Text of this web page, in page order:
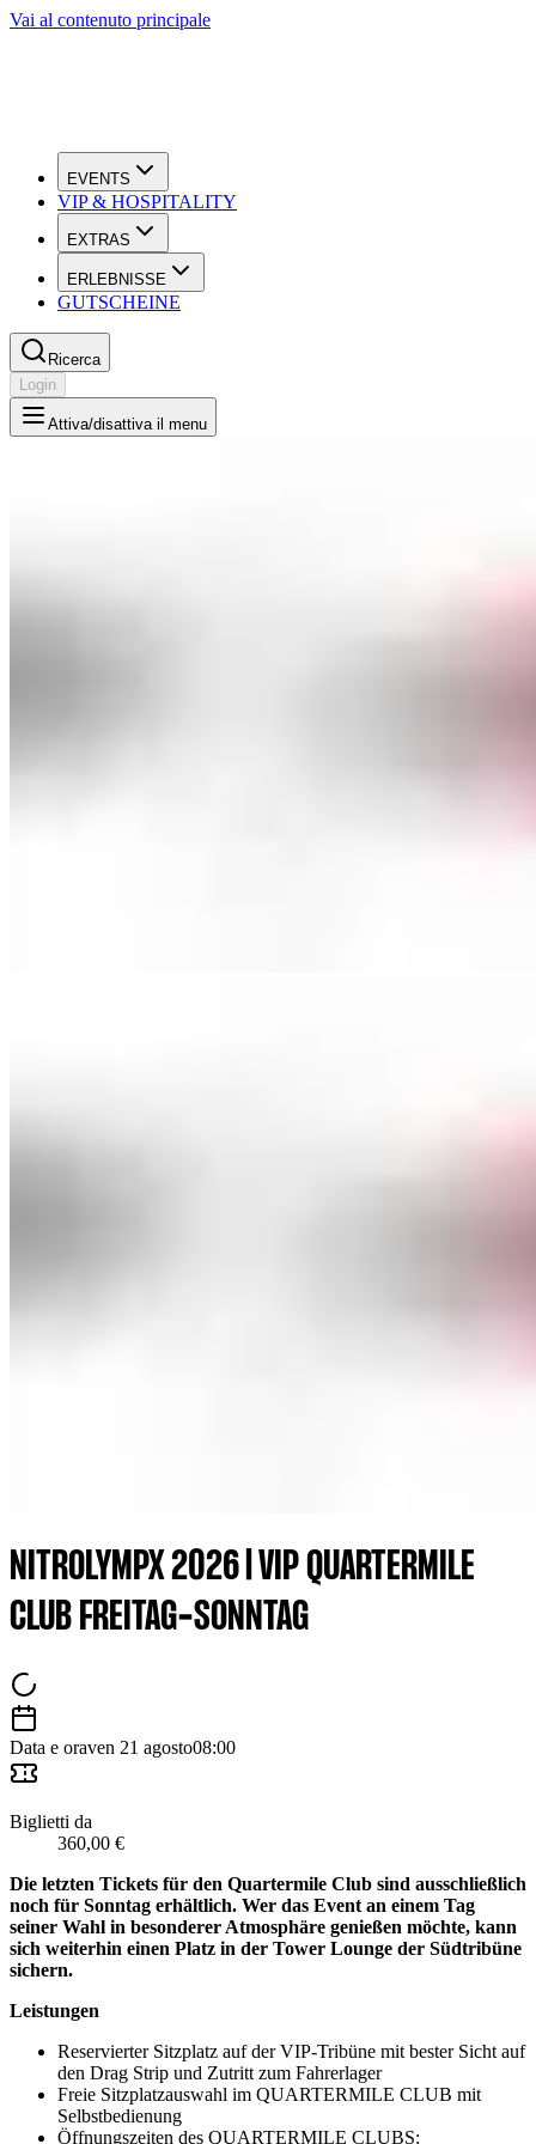
Vai al contenuto principale
EVENTS
VIP & HOSPITALITY
EXTRAS
ERLEBNISSE
GUTSCHEINE
Ricerca
Login
Attiva/disattiva il menu
NITROLYMPX 2026 | VIP QUARTERMILE
CLUB FREITAG-SONNTAG
Data e oraven 21 agosto08:00
Biglietti da
360,00 €
Die letzten Tickets für den Quartermile Club sind ausschließlich
noch für Sonntag erhältlich. Wer das Event an einem Tag
seiner Wahl in besonderer Atmosphäre genießen möchte, kann
sich weiterhin einen Platz in der Tower Lounge der Südtribüne
sichern.
Leistungen
Reservierter Sitzplatz auf der VIP-Tribüne mit bester Sicht auf
den Drag Strip und Zutritt zum Fahrerlager
Freie Sitzplatzauswahl im QUARTERMILE CLUB mit
Selbstbedienung
Öffnungszeiten des QUARTERMILE CLUBS: